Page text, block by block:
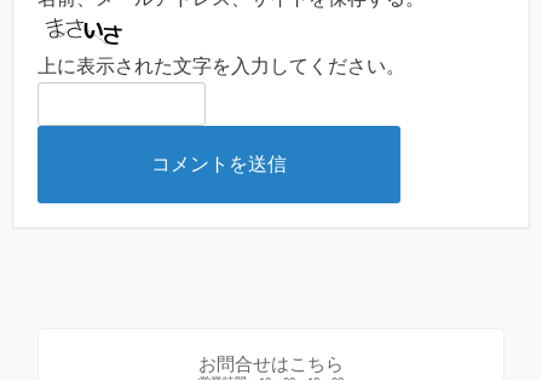
上に表示された文字を入力してください。
お問合せはこちら